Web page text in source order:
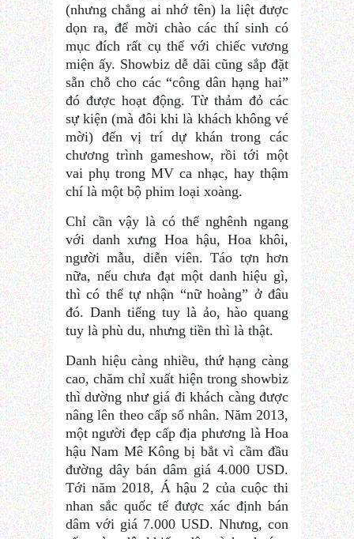
(nhưng chẳng ai nhớ tên) la liệt được
dọn ra, để mời chào các thí sinh có
mục đích rất cụ thể với chiếc vương
miện ấy. Showbiz dễ dãi cũng sắp đặt
sẵn chỗ cho các “công dân hạng hai”
đó được hoạt động. Từ thảm đỏ các
sự kiện (mà đôi khi là khách không vé
mời) đến vị trí dự khán trong các
chương trình gameshow, rồi tới một
vai phụ trong MV ca nhạc, hay thậm
chí là một bộ phim loại xoàng.
Chỉ cần vậy là có thể nghênh ngang
với danh xưng Hoa hậu, Hoa khôi,
người mẫu, diễn viên. Táo tợn hơn
nữa, nếu chưa đạt một danh hiệu gì,
thì có thể tự nhận “nữ hoàng” ở đâu
đó. Danh tiếng tuy là ảo, hào quang
tuy là phù du, nhưng tiền thì là thật.
Danh hiệu càng nhiều, thứ hạng càng
cao, chăm chỉ xuất hiện trong showbiz
thì dường như giá đi khách càng được
nâng lên theo cấp số nhân. Năm 2013,
một người đẹp cấp địa phương là Hoa
hậu Nam Mê Kông bị bắt vì cầm đầu
đường dây bán dâm giá 4.000 USD.
Tới năm 2018, Á hậu 2 của cuộc thi
nhan sắc quốc tế được xác định bán
dâm với giá 7.000 USD. Nhưng, con